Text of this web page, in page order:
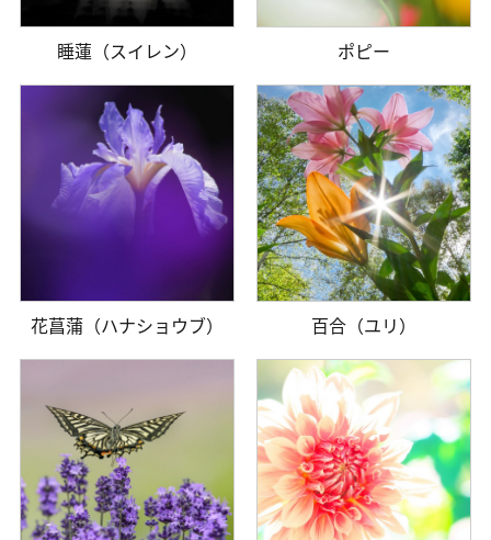
睡蓮（スイレン） ポピー
花菖蒲（ハナショウブ） 百合（ユリ）